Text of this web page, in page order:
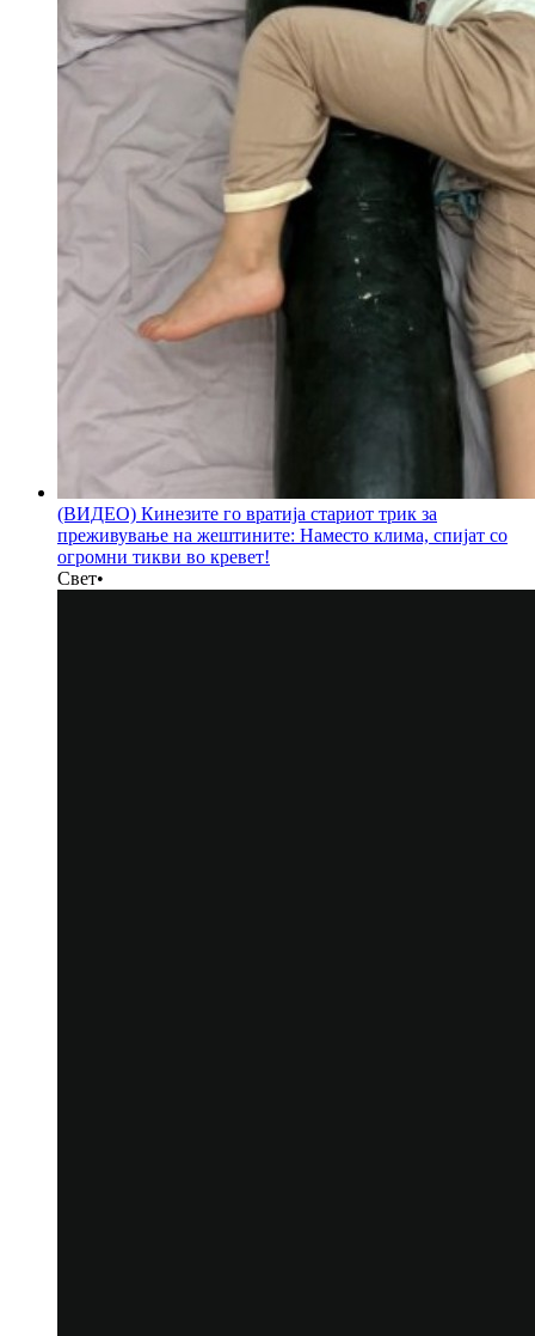
(ВИДЕО) Кинезите го вратија стариот трик за
преживување на жештините: Наместо клима, спијат со
огромни тикви во кревет!
Свет•